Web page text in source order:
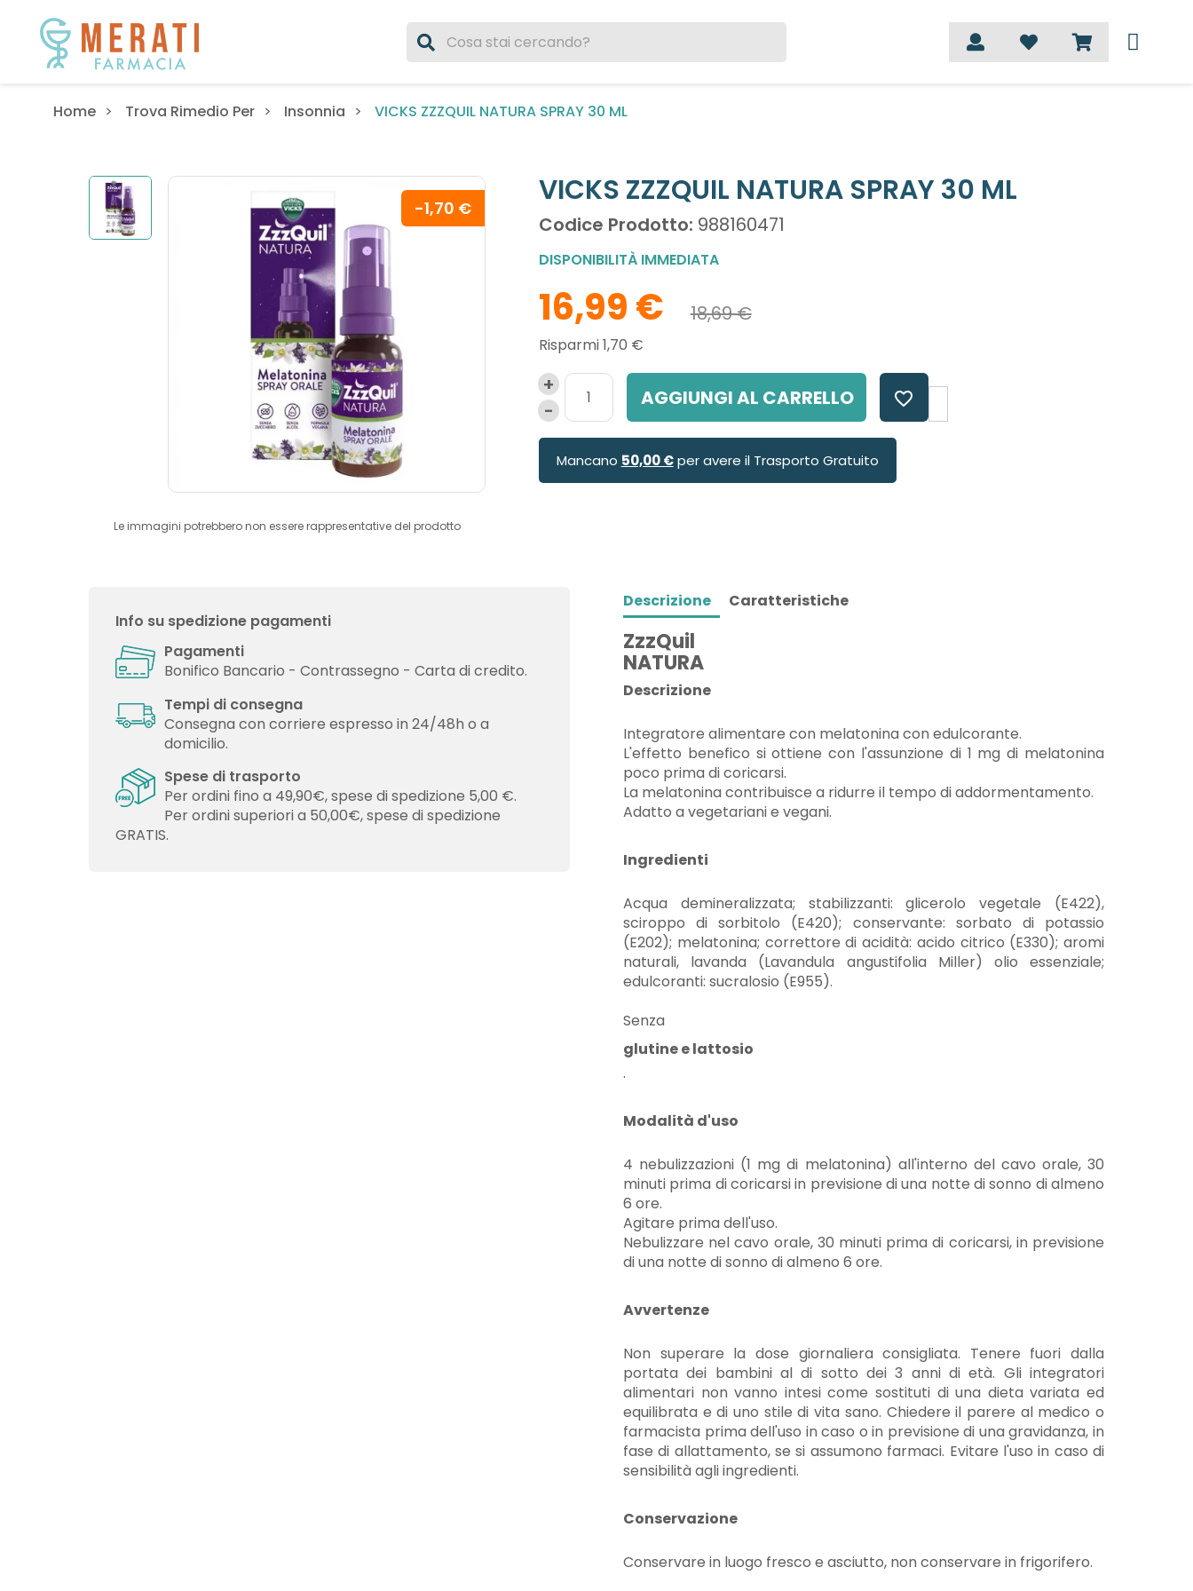
Home Trova Rimedio Per Insonnia VICKS ZZZQUIL NATURA SPRAY 30 ML
-1,70 €
Le immagini potrebbero non essere rappresentative del prodotto
VICKS ZZZQUIL NATURA SPRAY 30 ML
Codice Prodotto: 988160471
DISPONIBILITÀ IMMEDIATA
16,99 € 18,69 €
Risparmi 1,70 €
AGGIUNGI AL CARRELLO favorite_border
Mancano 50,00 €per avere il Trasporto Gratuito
Descrizione Caratteristiche
ZzzQuil
NATURA
Descrizione
Integratore alimentare con melatonina con edulcorante.
L'effetto benefico si ottiene con l'assunzione di 1 mg di melatonina
poco prima di coricarsi.
La melatonina contribuisce a ridurre il tempo di addormentamento.
Adatto a vegetariani e vegani.
Ingredienti
Acqua demineralizzata; stabilizzanti: glicerolo vegetale (E422),
sciroppo di sorbitolo (E420); conservante: sorbato di potassio
(E202); melatonina; correttore di acidità: acido citrico (E330); aromi
naturali, lavanda (Lavandula angustifolia Miller) olio essenziale;
edulcoranti: sucralosio (E955).
Senza
glutine e lattosio
.
Modalità d'uso
4 nebulizzazioni (1 mg di melatonina) all'interno del cavo orale, 30
minuti prima di coricarsi in previsione di una notte di sonno di almeno
6 ore.
Agitare prima dell'uso.
Nebulizzare nel cavo orale, 30 minuti prima di coricarsi, in previsione
di una notte di sonno di almeno 6 ore.
Avvertenze
Non superare la dose giornaliera consigliata. Tenere fuori dalla
portata dei bambini al di sotto dei 3 anni di età. Gli integratori
alimentari non vanno intesi come sostituti di una dieta variata ed
equilibrata e di uno stile di vita sano. Chiedere il parere al medico o
farmacista prima dell'uso in caso o in previsione di una gravidanza, in
fase di allattamento, se si assumono farmaci. Evitare l'uso in caso di
sensibilità agli ingredienti.
Conservazione
Conservare in luogo fresco e asciutto, non conservare in frigorifero.
Info su spedizione pagamenti
Pagamenti
Bonifico Bancario - Contrassegno - Carta di credito.
Tempi di consegna
Consegna con corriere espresso in 24/48h o a
domicilio.
Spese di trasporto
Per ordini fino a 49,90€, spese di spedizione 5,00 €.
Per ordini superiori a 50,00€, spese di spedizione
GRATIS.